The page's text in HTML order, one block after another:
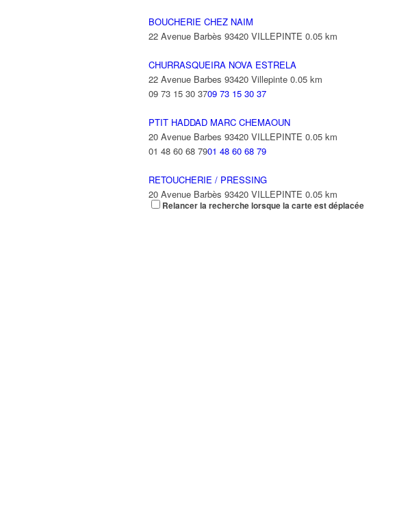
BOUCHERIE CHEZ NAIM
22 Avenue Barbès 93420 VILLEPINTE 0.05 km
CHURRASQUEIRA NOVA ESTRELA
22 Avenue Barbes 93420 Villepinte 0.05 km
09 73 15 30 3709 73 15 30 37
PTIT HADDAD MARC CHEMAOUN
20 Avenue Barbes 93420 VILLEPINTE 0.05 km
01 48 60 68 7901 48 60 68 79
RETOUCHERIE / PRESSING
20 Avenue Barbès 93420 VILLEPINTE 0.05 km
06 32 43 68 09 06 32 43 68 09
Relancer la recherche lorsque la carte est déplacée